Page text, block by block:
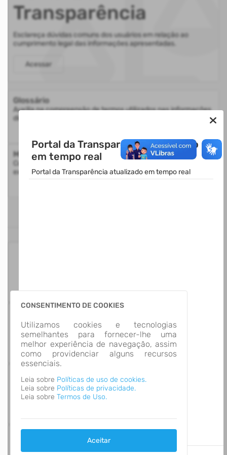
Portal da Transparência atualizado
em tempo real
Portal da Transparência atualizado em tempo real
CONSENTIMENTO DE COOKIES
Utilizamos cookies e tecnologias
semelhantes para fornecer-lhe uma
melhor experiência de navegação, assim
como providenciar alguns recursos
essenciais.
Leia sobre Políticas de uso de cookies.
Leia sobre Políticas de privacidade.
Leia sobre Termos de Uso.
Aceitar
Transparência
Esclareça dúvidas comuns dos usuários em relação ao
cumprimento legal das informações apresentadas.
Acessar
Glossário
Auxilia na compreensão de termos utilizados nas informações
disponibilizadas.
Mapa do Site
Consulte a estrutura do Portal da Transparência com a
exibição de todos os itens disponíveis
9Grupos de
Informação
Número de Acessos
704,902
Última Atualização